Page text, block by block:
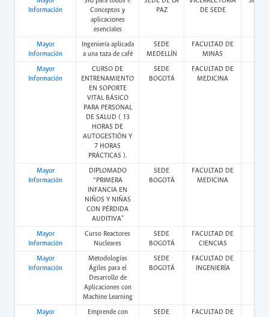
Información
Conceptos y
aplicaciones
esenciales
PAZ
DE SEDE
Mayor
Información
Ingeniería aplicada
a una taza de café
SEDE
MEDELLÍN
FACULTAD DE
MINAS
Mayor
Información
CURSO DE
ENTRENAMIENTO
EN SOPORTE
VITAL BÁSICO
PARA PERSONAL
DE SALUD ( 13
HORAS DE
AUTOGESTIÓN Y
7 HORAS
PRÁCTICAS ).
SEDE
BOGOTÁ
FACULTAD DE
MEDICINA
Mayor
Información
DIPLOMADO
“PRIMERA
INFANCIA EN
NIÑOS Y NIÑAS
CON PÉRDIDA
AUDITIVA"
SEDE
BOGOTÁ
FACULTAD DE
MEDICINA
Mayor
Información
Curso Reactores
Nucleares
SEDE
BOGOTÁ
FACULTAD DE
CIENCIAS
Mayor
Información
Metodologías
Ágiles para el
Desarrollo de
Aplicaciones con
Machine Learning
SEDE
BOGOTÁ
FACULTAD DE
INGENIERÍA
Mayor
Emprende con
SEDE
FACULTAD DE